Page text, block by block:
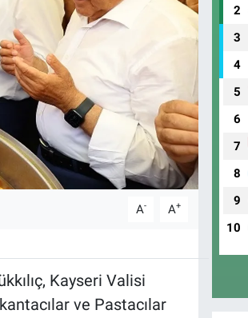
A- A+
Kayseri Valisi
ve Pastacılar
2
3
4
5
6
7
8
9
10